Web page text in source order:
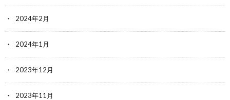
2024年2月
2024年1月
2023年12月
2023年11月